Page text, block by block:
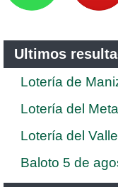
Ultimos
Lotería de
Lotería del
Lotería del
Baloto 5 de